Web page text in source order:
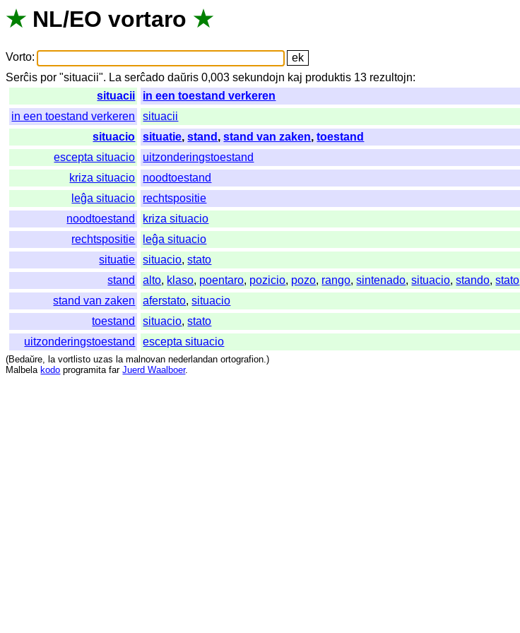
★ NL/EO vortaro ★
Vorto:
Serĉis por "situacii". La serĉado daŭris 0,003sekundojn kaj produktis 13 rezultojn:
situacii
in een toestand verkeren
in een toestand verkeren
situacii
situacio
situatie,stand ,stand van zaken,toestand
escepta situacio
uitzonderingstoestand
kriza situacio
noodtoestand
leĝa situacio
rechtspositie
noodtoestand
kriza situacio
rechtspositie
leĝa situacio
situatie
situacio,stato
stand
alto, klaso, poentaro, pozicio, pozo, rango,sintenado,situacio,stando,stato
stand van zaken
aferstato,situacio
toestand
situacio,stato
uitzonderingstoestand
escepta situacio
(Bedaŭre, la vortlisto uzas la malnovan nederlandan ortografion.)
Malbela kodo programita far Juerd Waalboer.